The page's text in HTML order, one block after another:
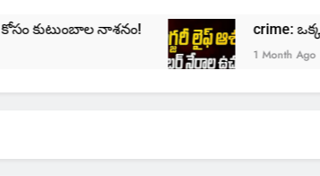
కుటుంబాల నాశనం! crime: ఒక్క
1 Month Ago